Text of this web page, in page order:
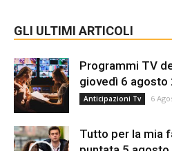
GLI ULTIMI ARTICOLI
Programmi TV
giovedì 6 agosto
Anticipazioni Tv 6
Tutto per la mia